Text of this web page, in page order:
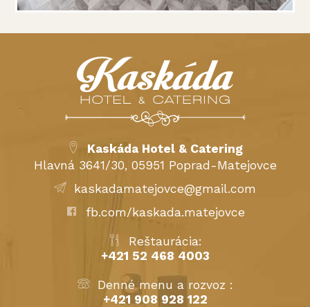
Kaskáda Hotel & Catering
Hlavná 3641/30, 05951 Poprad-Matejovce
kaskadamatejovce@gmail.com
fb.com/kaskada.matejovce
Reštaurácia:
+421 52 468 4003
Denné menu a rozvoz :
+421 908 928 122